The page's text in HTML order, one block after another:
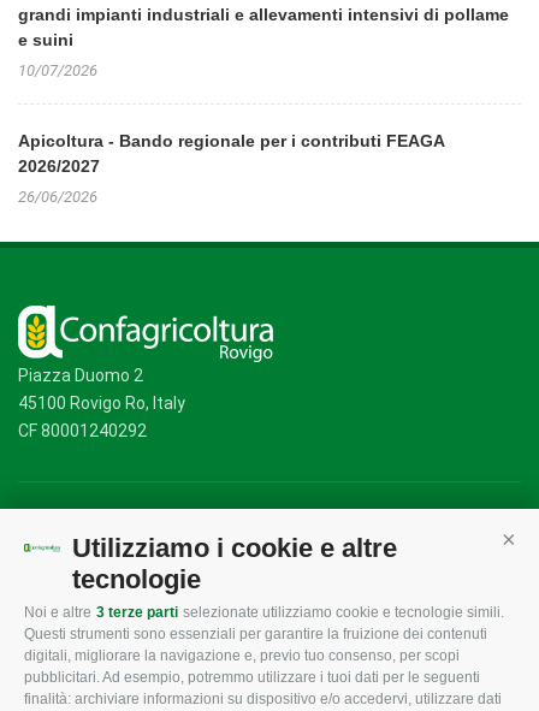
Utilizziamo i cookie e altre
tecnologie
Noi e altre 3 terze parti selezionate utilizziamo cookie e tecnologie simili.
Questi strumenti sono essenziali per garantire la fruizione dei contenuti
digitali, migliorare la navigazione e, previo tuo consenso, per scopi
pubblicitari. Ad esempio, potremmo utilizzare i tuoi dati per le seguenti
finalità: archiviare informazioni su dispositivo e/o accedervi, utilizzare dati
grandi impianti industriali e allevamenti intensivi di pollame
e suini
10/07/2026
Apicoltura - Bando regionale per i contributi FEAGA
2026/2027
26/06/2026
Piazza Duomo 2
45100 Rovigo Ro, Italy
CF 80001240292
CONFAGRICOLTURA
ROVIGO
L'Associazione
CONFAGRICOLTURA
INFORMA
Tecnico